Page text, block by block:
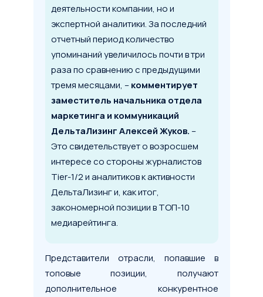
деятельности компании, но и
экспертной аналитики. За последний
отчетный период количество
упоминаний увеличилось почти в три
раза по сравнению с предыдущими
тремя месяцами, –комментирует
заместитель начальника отдела
маркетинга и коммуникаций
ДельтаЛизинг Алексей Жуков. –
Это свидетельствует о возросшем
интересе со стороны журналистов
Tier-1/2 и аналитиков к активности
ДельтаЛизинг и, как итог,
закономерной позиции в ТОП-10
медиарейтинга.
Представители отрасли, попавшие в
топовые позиции, получают
дополнительное конкурентное